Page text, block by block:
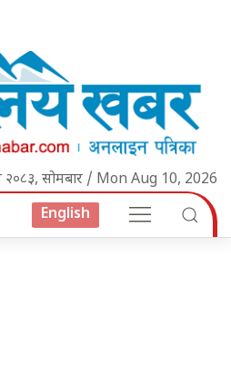
२०८३, सोमबार / Mon Aug 10, 2026
English